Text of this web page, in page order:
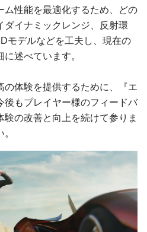
ム性能を最適化するため、どの
ダイナミックレンジ、反射環
モデルなどを工夫し、現在の
述べています。
の体験を提供するために、『エ
後もプレイヤー様のフィードバ
験の改善と向上を続けて参りま